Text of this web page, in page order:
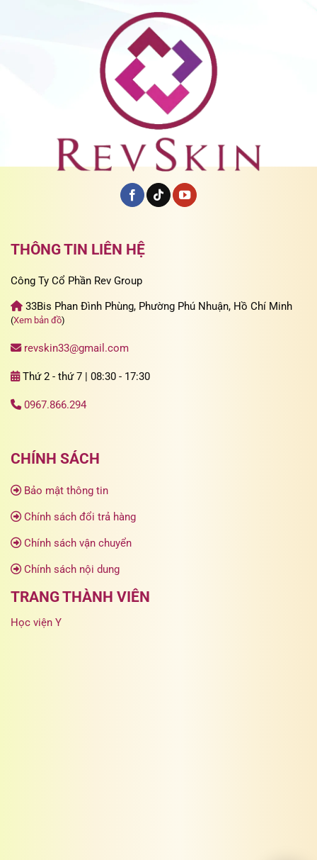
THÔNG TIN LIÊN HỆ
Công Ty Cổ Phần Rev Group
33Bis Phan Đình Phùng, Phường Phú Nhuận, Hồ Chí Minh
(Xem bản đồ)
revskin33@gmail.com
Thứ 2 - thứ 7 | 08:30 - 17:30
0967.866.294
CHÍNH SÁCH
Bảo mật thông tin
Chính sách đổi trả hàng
Chính sách vận chuyển
Chính sách nội dung
TRANG THÀNH VIÊN
Học viện Y